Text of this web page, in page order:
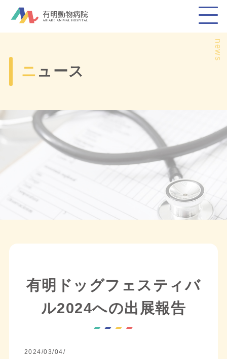
ニュース
news
有明ドッグフェスティバ
ル2024への出展報告
2024/03/04/